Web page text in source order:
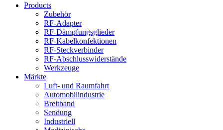
Products
Zubehör
RF-Adapter
RF-Dämpfungsglieder
RF-Kabelkonfektionen
RF-Steckverbinder
RF-Abschlusswiderstände
Werkzeuge
Märkte
Luft- und Raumfahrt
Automobilindustrie
Breitband
Sendung
Industriell